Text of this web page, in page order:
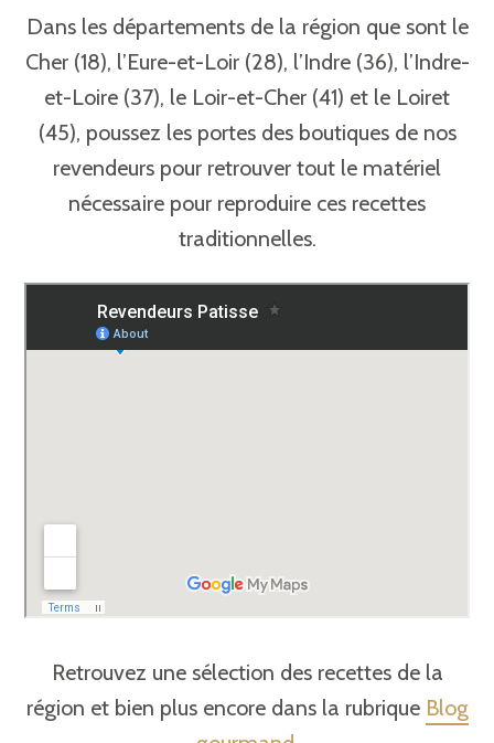
Dans les départements de la région que sont le
Cher (18), l’Eure-et-Loir (28), l’Indre (36), l’Indre-
et-Loire (37), le Loir-et-Cher (41) et le Loiret
(45), poussez les portes des boutiques de nos
revendeurs pour retrouver tout le matériel
nécessaire pour reproduire ces recettes
traditionnelles.
Retrouvez une sélection des recettes de la
région et bien plus encore dans la rubrique Blog